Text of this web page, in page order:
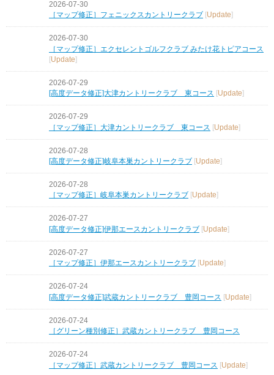
2026-07-30
［マップ修正］フェニックスカントリークラブ [Update]
2026-07-30
［マップ修正］エクセレントゴルフクラブ みたけ花トピアコース
[Update]
2026-07-29
[高度データ修正]大津カントリークラブ 東コース [Update]
2026-07-29
［マップ修正］大津カントリークラブ 東コース [Update]
2026-07-28
[高度データ修正]岐阜本巣カントリークラブ [Update]
2026-07-28
［マップ修正］岐阜本巣カントリークラブ
Update
2026-07-27
[高度データ修正]伊那エースカントリークラブ [Update]
2026-07-27
［マップ修正］伊那エースカントリークラブ
Update
2026-07-24
[高度データ修正]武蔵カントリークラブ 豊岡コース [Update]
2026-07-24
［グリーン種別修正］武蔵カントリークラブ 豊岡コース
2026-07-24
［マップ修正］武蔵カントリークラブ 豊岡コース [Update]